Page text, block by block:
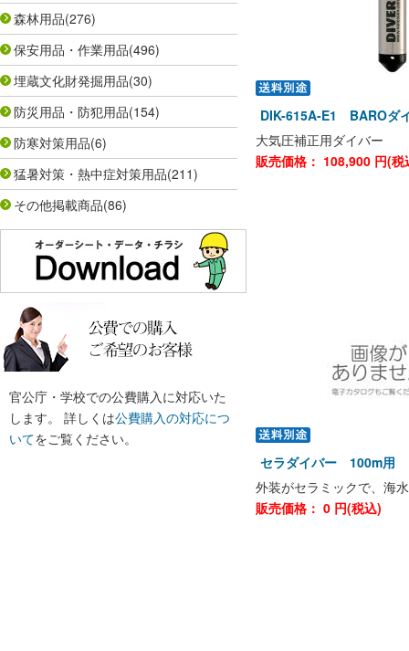
森林用品(276)
保安用品・作業用品(496)
埋蔵文化財発掘用品(30)
防災用品・防犯用品(154)
防寒対策用品(6)
猛暑対策・熱中症対策用品(211)
その他掲載商品(86)
官公庁・学校での公費購入に対応いた
します。 詳しくは公費購入の対応につ
いてをご覧ください。
DIK-615A-E1 BAROダ
大気圧補正用ダイバー
販売価格： 108,900 円(
セラダイバー 100m用
外装がセラミックで、海
販売価格： 0 円(税込)